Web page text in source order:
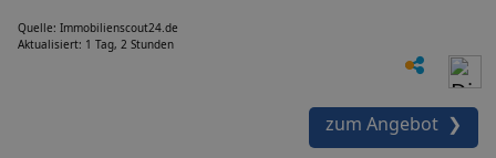
Quelle: Immobilienscout24.de
Aktualisiert: 1 Tag, 2 Stunden
zum Angebot ❯